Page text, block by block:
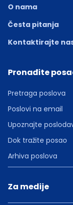
O nama
Česta pitanja
Kontaktirajte
Pronađite
Pretraga poslova
Poslovi na email
Upoznajte
Dok tražite posao
Arhiva poslova
Za medije